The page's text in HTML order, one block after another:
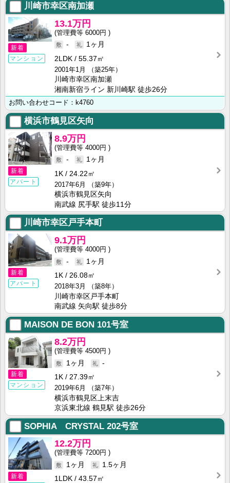
川崎市幸区南加瀬
新着
マンション
13.1万円
6000円
-
1ヶ月
2LDK
55.37㎡
2001年1月
（築25年）
川崎市幸区南加瀬
湘南新宿ライン 新川崎駅 徒歩26分
お問い合わせコード：k4760
横浜市鶴見区矢向
新着
アパート
8.9万円
4000円
-
1ヶ月
1K
24.22㎡
2017年6月
（築9年）
横浜市鶴見区矢向
南武線 尻手駅 徒歩11分
川崎市幸区戸手本町
新着
アパート
9.1万円
4000円
-
1ヶ月
1K
26.08㎡
2018年3月
（築8年）
川崎市幸区戸手本町
南武線 矢向駅 徒歩8分
MAISON DE BON 101号室
新着
マンション
8.2万円
4500円
1ヶ月
-
1K
27.39㎡
2019年6月
（築7年）
横浜市鶴見区上末吉
京浜東北線 鶴見駅 徒歩26分
SOPHIA CRYSTAL 202号室
新着
12.2万円
7200円
1ヶ月
1.5ヶ月
1LDK
43.57㎡